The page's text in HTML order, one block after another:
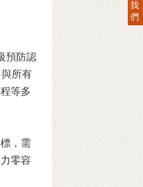
預防認
所有
等多
，需
零容
我
們